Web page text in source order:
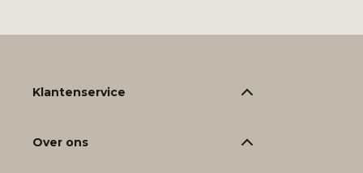
Klantenservice
Over ons